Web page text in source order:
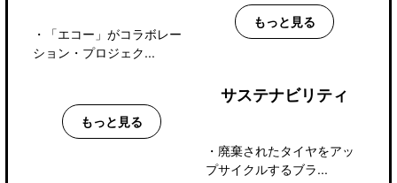
・
「エコー」がコラボレー
ション・プロジェク...
もっと見る
もっと見る
サステナビリティ
・ 廃棄されたタイヤをアッ
プサイクルするブラ...